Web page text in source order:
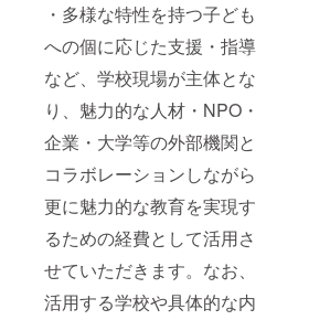
・多様な特性を持つ子ども
への個に応じた支援・指導
など、学校現場が主体とな
り、魅力的な人材・NPO・
企業・大学等の外部機関と
コラボレーションしながら
更に魅力的な教育を実現す
るための経費として活用さ
せていただきます。なお、
活用する学校や具体的な内